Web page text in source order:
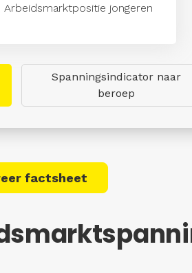
Arbeidsmarktpositie jongeren
Spanningsindicator naar
beroep
factsheet